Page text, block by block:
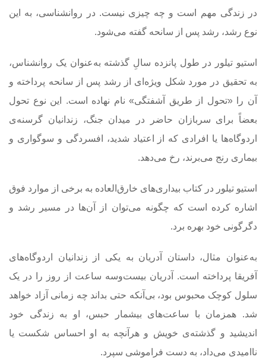
در زندگی مهم است و چه چیزی نیست. در روانشناسی، به این
نوع رشد، رشد پس از سانحه گفته می‌شود.
استیو تیلور در طول پانزده سالِ گذشته به‌عنوان یک روانشناس،
به تحقیق در مورد شکل ویژه‌ای از رشد پس از سانحه پرداخته و
آن را «تحول از طریق آشفتگی» نام نهاده است. این نوع تحول
بعضاً برای سربازان حاضر در میدان جنگ، زندانیان گرسنه‌ی
اردوگاه‌ها یا افرادی که از اعتیاد شدید، افسردگی و سوگواری و
بیماری رنج می‌برند، رخ می‌دهد.
استیو تیلور در کتاب بیداری‌های خارق‌العاده به برخی از موارد فوق
اشاره کرده است که چگونه می‌توان از آن‌ها در مسیر رشد و
دگرگونی خود بهره برد.
به‌عنوان مثال، داستان آدریان به یکی از زندانیان اردوگاه‌های
آفریقا پرداخته است. آدریان بیست‌وسه ساعت از روز را در یک
سلول کوچک محبوس بود، بی‌آنکه حتی بداند چه زمانی آزاد خواهد
شد. همزمان با ساعت‌های بیشمار حبس، او به زندگی خود
اندیشید و گذشته‌ی خویش و هرآنچه به او احساس شکست یا
ناامیدی می‌داد، به دست فراموشی سپرد.